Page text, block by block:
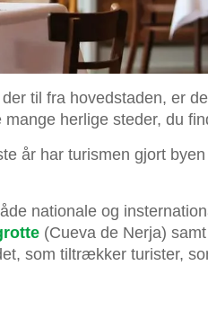
til fra hovedstaden, er
mange herlige steder, du
år har turismen gjort
nationale og
(Cueva de Nerja)
som tiltrækker turister,